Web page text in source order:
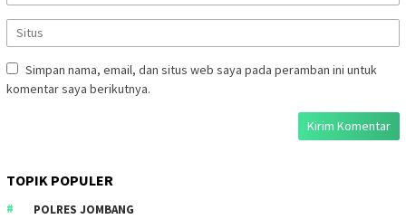
Simpan nama, email, dan situs web saya pada peramban ini untuk
komentar saya berikutnya.
TOPIK POPULER
POLRES JOMBANG